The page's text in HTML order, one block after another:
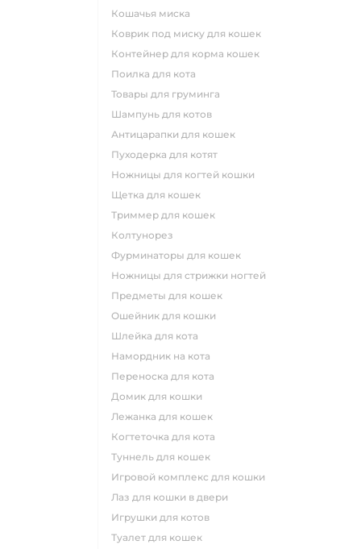
кошачья миска
коврик под миску для кошек
контейнер для корма кошек
поилка для кота
товары для груминга
шампунь для котов
антицарапки для кошек
пуходерка для котят
ножницы для когтей кошки
щетка для кошек
триммер для кошек
колтунорез
фурминаторы для кошек
ножницы для стрижки ногтей
предметы для кошек
ошейник для кошки
шлейка для кота
намордник на кота
переноска для кота
домик для кошки
лежанка для кошек
когтеточка для кота
туннель для кошек
игровой комплекс для кошки
лаз для кошки в двери
игрушки для котов
туалет для кошек